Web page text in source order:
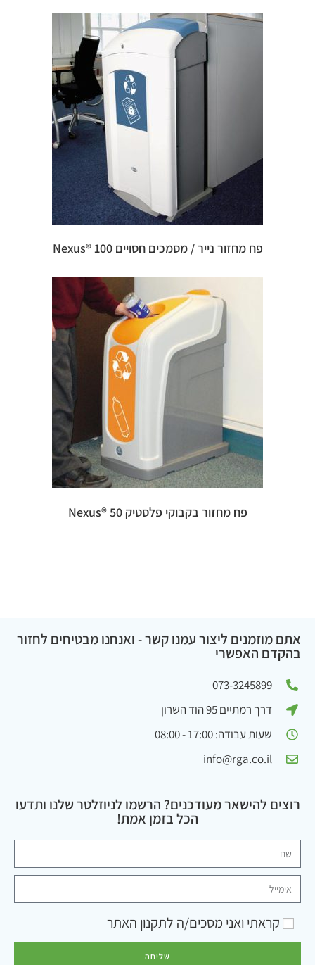
פח מחזור נייר / מסמכים חסויים 100 ®Nexus
פח מחזור בקבוקי פלסטיק 50 ®Nexus
אתם מוזמנים ליצור עמנו קשר - ואנחנו מבטיחים לחזור
בהקדם האפשרי
073-3245899
דרך רמתיים 95 הוד השרון
שעות עבודה: 17:00 - 08:00
info@rga.co.il
רוצים להישאר מעודכנים? הרשמו לניוזלטר שלנו ותדעו
הכל בזמן אמת!
קראתי ואני מסכים/ה לתקנון האתר
שליחה